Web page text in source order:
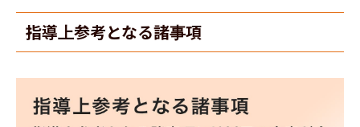
指導上参考となる諸事項